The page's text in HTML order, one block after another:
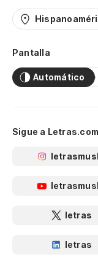
Pantalla
Automático
Sigue a Letras.com
letras
letras